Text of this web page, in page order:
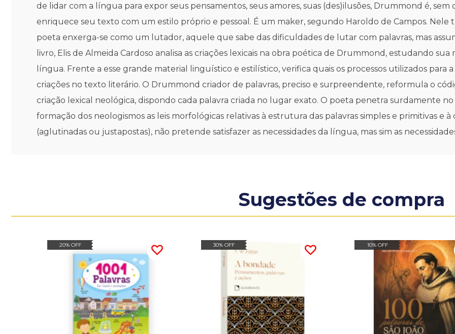
de lidar com a língua para expor seus pensamentos, seus amores, suas (des)ilusões, Drummond é,
enriquece seu texto com um estilo próprio e pessoal. É um maker, segundo Haroldo de Campos. Nele
poeta enxerga-se como um lutador, aquele que sabe das dificuldades de lutar com palavras, mas
livro, Elis de Almeida Cardoso analisa as criações lexicais na obra poética de Drummond, estudando
língua. Frente a esse grande material linguístico e estilístico, verifica quais os processos utilizados para
criações no texto literário. O Drummond criador de palavras, preciso e surpreendente, reformula o
criação lexical neológica, dispondo cada palavra criada no lugar exato. O poeta penetra surdamente
formação dos neologismos as leis morfológicas relativas à estrutura das palavras simples e primitivas e
(aglutinadas ou justapostas), não pretende satisfazer as necessidades da língua, mas sim as
Sugestões de compra
20% OFF 30% OFF 10% OFF